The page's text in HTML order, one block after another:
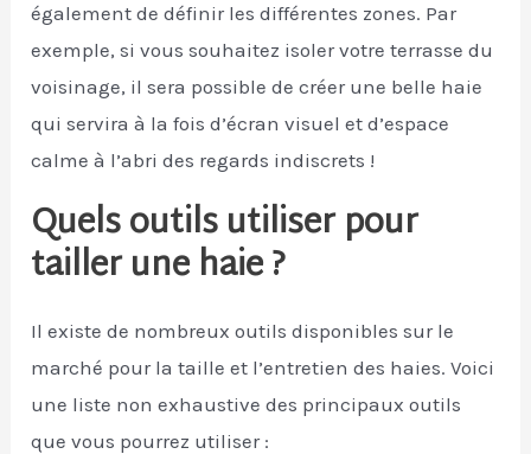
également de définir les différentes zones. Par
exemple, si vous souhaitez isoler votre terrasse du
voisinage, il sera possible de créer une belle haie
qui servira à la fois d’écran visuel et d’espace
calme à l’abri des regards indiscrets !
Quels outils utiliser pour
tailler une haie ?
Il existe de nombreux outils disponibles sur le
marché pour la taille et l’entretien des haies. Voici
une liste non exhaustive des principaux outils
que vous pourrez utiliser :